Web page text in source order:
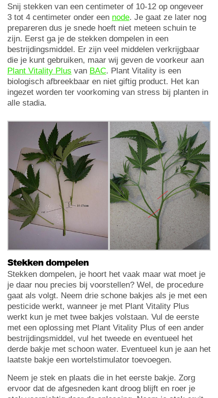
Snij stekken van een centimeter of 10-12 op ongeveer
3 tot 4 centimeter onder een node. Je gaat ze later nog
prepareren dus je snede hoeft niet meteen schuin te
zijn. Eerst ga je de stekken dompelen in een
bestrijdingsmiddel. Er zijn veel middelen verkrijgbaar
die je kunt gebruiken, maar wij geven de voorkeur aan
Plant Vitality Plus van BAC. Plant Vitality is een
biologisch afbreekbaar en niet giftig product. Het kan
ingezet worden ter voorkoming van stress bij planten in
alle stadia.
Stekken dompelen
Stekken dompelen, je hoort het vaak maar wat moet je
je daar nou precies bij voorstellen? Wel, de procedure
gaat als volgt. Neem drie schone bakjes als je met een
pesticide werkt, wanneer je met Plant Vitality Plus
werkt kun je met twee bakjes volstaan. Vul de eerste
met een oplossing met Plant Vitality Plus of een ander
bestrijdingsmiddel, vul het tweede en eventueel het
derde bakje met schoon water. Eventueel kun je aan het
laatste bakje een wortelstimulator toevoegen.
Neem je stek en plaats die in het eerste bakje. Zorg
ervoor dat de afgesneden kant droog blijft en roer je